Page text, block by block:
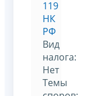
119
НК
РФ
Вид
налога:
Нет
Темы